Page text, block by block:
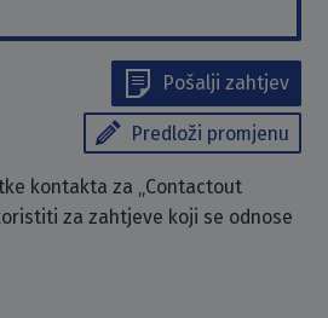
Pošalji zahtjev
Predloži promjenu
kontakta za „Contactout
za zahtjeve koji se odnose